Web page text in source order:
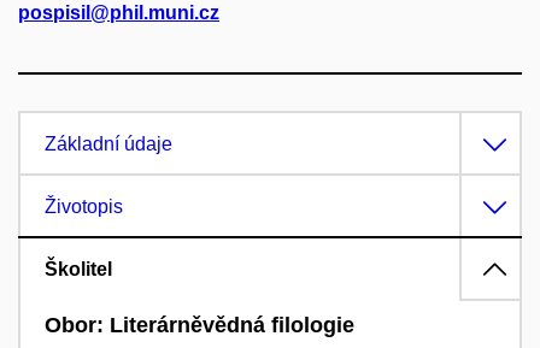
pospisil@phil.muni.cz
Základní údaje
Životopis
Školitel
Obor: Literárněvědná filologie